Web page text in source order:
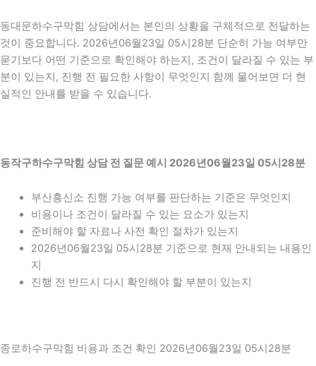
동대문하수구막힘 상담에서는 본인의 상황을 구체적으로 전달하는
것이 중요합니다. 2026년06월23일 05시28분 단순히 가능 여부만
묻기보다 어떤 기준으로 확인해야 하는지, 조건이 달라질 수 있는 부
분이 있는지, 진행 전 필요한 사항이 무엇인지 함께 물어보면 더 현
실적인 안내를 받을 수 있습니다.
동작구하수구막힘 상담 전 질문 예시 2026년06월23일 05시28분
부산흥신소 진행 가능 여부를 판단하는 기준은 무엇인지
비용이나 조건이 달라질 수 있는 요소가 있는지
준비해야 할 자료나 사전 확인 절차가 있는지
2026년06월23일 05시28분 기준으로 현재 안내되는 내용인
지
진행 전 반드시 다시 확인해야 할 부분이 있는지
종로하수구막힘 비용과 조건 확인 2026년06월23일 05시28분